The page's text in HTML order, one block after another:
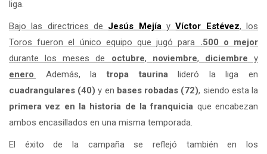
liga.
Bajo las directrices de Jesús MejíayVíctor Estévez, los
Toros fueron el único equipo que jugó para .500 o mejor
durante los meses de octubre, noviembre, diciembre y
enero. Además, la tropa taurinalideró la liga en
cuadrangulares (40) y en bases robadas (72), siendo esta la
primera vez en la historia de la franquicia que encabezan
ambos encasillados en una misma temporada.
El éxito de la campaña se reflejó también en los